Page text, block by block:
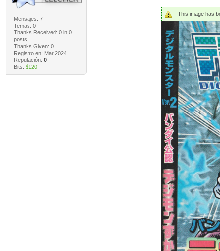
Mensajes: 7
Temas: 0
Thanks Received: 0in 0
posts
Thanks Given: 0
Registro en: Mar 2024
Reputación: 0
Bits: $120
This image has